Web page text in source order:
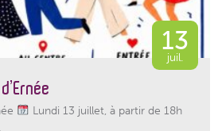
13
juil.
Lundi 13 juillet, à partir de 18h